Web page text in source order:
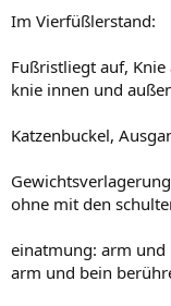
Im Vierfüßlerstand:
Fußristliegt auf,
knie innen und
Katzenbuckel,
ohne mit den
einatmung: arm und
arm und bein